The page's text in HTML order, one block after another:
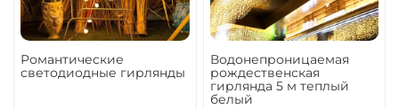
Романтические
светодиодные гирлянды
Водонепроницаемая
рождественская
гирлянда 5 м теплый
белый